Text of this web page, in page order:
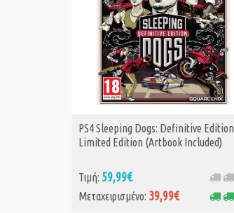
ΑΓΟΡΑ MET.
PS4 Sleeping Dogs: Definitive Edition
Limited Edition (Artbook Included)
Τιμή: 59,99€
Μεταχειρισμένο: 39,99€